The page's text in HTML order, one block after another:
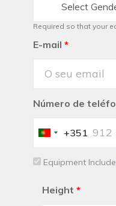
Select
Required so that your
E-mail *
Número de
Portugal
+351
Equipment
Height *